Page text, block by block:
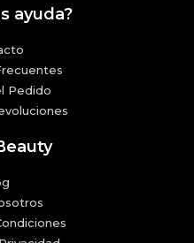
ayuda?
Pedido